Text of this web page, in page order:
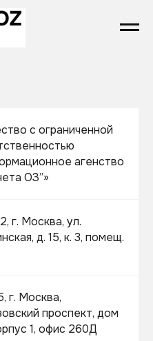
с ограниченной
агенство
ОЗ”»
г. Москва, ул.
д. 15, к. 3, помещ.
г. Москва,
проспект, дом
1, офис 260Д